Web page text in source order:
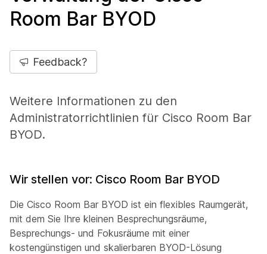
Room Bar BYOD
Feedback?
Weitere Informationen zu den
Administratorrichtlinien für Cisco Room Bar
BYOD.
Wir stellen vor: Cisco Room Bar BYOD
Die Cisco Room Bar BYOD ist ein flexibles Raumgerät,
mit dem Sie Ihre kleinen Besprechungsräume,
Besprechungs- und Fokusräume mit einer
kostengünstigen und skalierbaren BYOD-Lösung